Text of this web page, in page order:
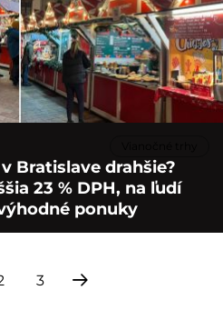
Bratislave drahšie?
23 % DPH, na ľudí
ponuky
3